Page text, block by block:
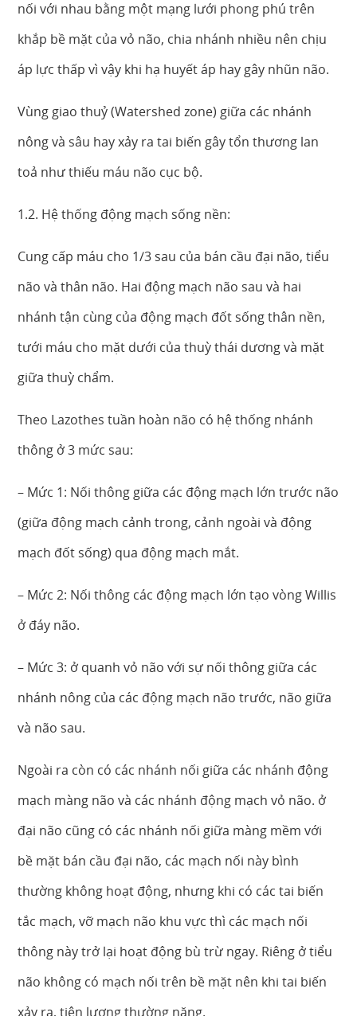
nối với nhau bằng một mạng lưới phong phú trên
khắp bề mặt của vỏ não, chia nhánh nhiều nên chịu
áp lực thấp vì vậy khi hạ huyết áp hay gây nhũn não.
Vùng giao thuỷ (Watershed zone) giữa các nhánh
nông và sâu hay xảy ra tai biến gây tổn thương lan
toả như thiếu máu não cục bộ.
1.2. Hệ thống động mạch sống nền:
Cung cấp máu cho 1/3 sau của bán cầu đại não, tiểu
não và thân não. Hai động mạch não sau và hai
nhánh tận cùng của động mạch đốt sống thân nền,
tưới máu cho mặt dưới của thuỳ thái dương và mặt
giữa thuỳ chẩm.
Theo Lazothes tuần hoàn não có hệ thống nhánh
thông ở 3 mức sau:
– Mức 1: Nối thông giữa các động mạch lớn trước não
(giữa động mạch cảnh trong, cảnh ngoài và động
mạch đốt sống) qua động mạch mắt.
– Mức 2: Nối thông các động mạch lớn tạo vòng Willis
ở đáy não.
– Mức 3: ở quanh vỏ não với sự nối thông giữa các
nhánh nông của các động mạch não trước, não giữa
và não sau.
Ngoài ra còn có các nhánh nối giữa các nhánh động
mạch màng não và các nhánh động mạch vỏ não. ở
đại não cũng có các nhánh nối giữa màng mềm với
bề mặt bán cầu đại não, các mạch nối này bình
thường không hoạt động, nhưng khi có các tai biến
tắc mạch, vỡ mạch não khu vực thì các mạch nối
thông này trở lại hoạt động bù trừ ngay. Riêng ở tiểu
não không có mạch nối trên bề mặt nên khi tai biến
xảy ra, tiên lượng thường nặng.